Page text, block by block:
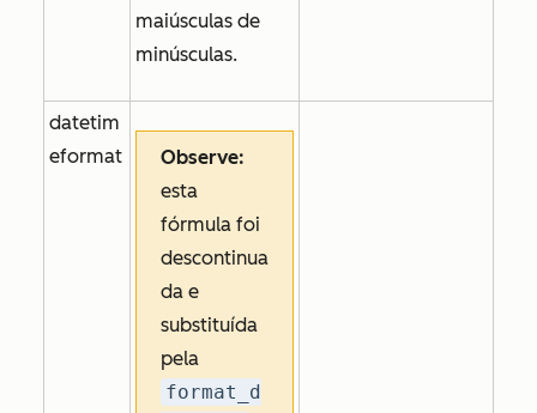
maiúsculas de
minúsculas.
datetim
eformat
Observe:
esta
fórmula foi
descontinua
da e
substituída
pela
format_d